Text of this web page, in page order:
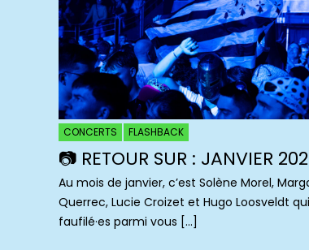
CONCERTS FLASHBACK
📷 RETOUR SUR : JANVIER
Au mois de janvier, c’est Solène Morel,
Querrec, Lucie Croizet et Hugo Loosveldt
faufilé·es parmi vous […]